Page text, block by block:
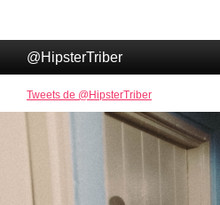
@HipsterTriber
Tweets de @HipsterTriber